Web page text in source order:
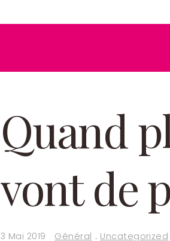
Quand
vont de
3 Mai 2019 Général . Uncategorized